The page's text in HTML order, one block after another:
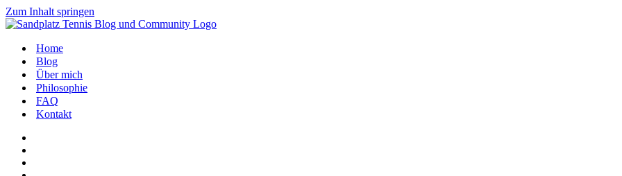
Zum Inhalt springen
Home
Blog
Über mich
Philosophie
FAQ
Kontakt